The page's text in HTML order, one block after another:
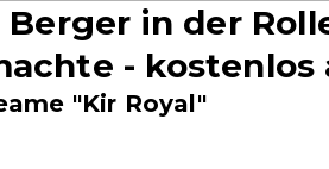
Berger in der
- kostenlos
"Kir Royal"